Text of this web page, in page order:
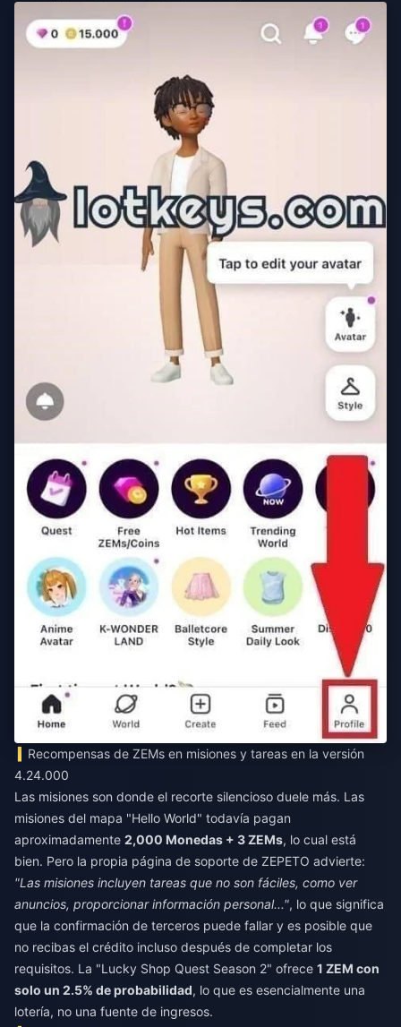
Recompensas de ZEMs en misiones y tareas en la versión
4.24.000
Las misiones son donde el recorte silencioso duele más. Las
misiones del mapa "Hello World" todavía pagan
aproximadamente 2,000 Monedas + 3 ZEMs, lo cual está
bien. Pero la propia página de soporte de ZEPETO advierte:
"Las misiones incluyen tareas que no son fáciles, como ver
anuncios, proporcionar información personal...", lo que significa
que la confirmación de terceros puede fallar y es posible que
no recibas el crédito incluso después de completar los
requisitos. La "Lucky Shop Quest Season 2" ofrece 1 ZEM con
solo un 2.5% de probabilidad, lo que es esencialmente una
lotería, no una fuente de ingresos.